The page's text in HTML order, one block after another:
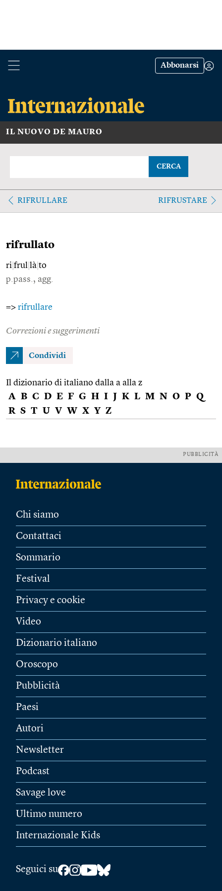
Abbonarsi
IL NUOVO DE MAURO
CERCA
RIFRULLARE RIFRUSTARE
rifrullato
ri frul là to
p.pass., agg.
=> rifrullare
Correzioni e suggerimenti
Condividi
Il dizionario di italiano dalla a alla z
A B C D E F G H I J K L M N O P Q
R S T U V W X Y Z
PUBBLICITÀ
Chi siamo
Contattaci
Sommario
Festival
Privacy e cookie
Video
Dizionario italiano
Oroscopo
Pubblicità
Paesi
Autori
Newsletter
Podcast
Savage love
Ultimo numero
Internazionale Kids
Seguici su